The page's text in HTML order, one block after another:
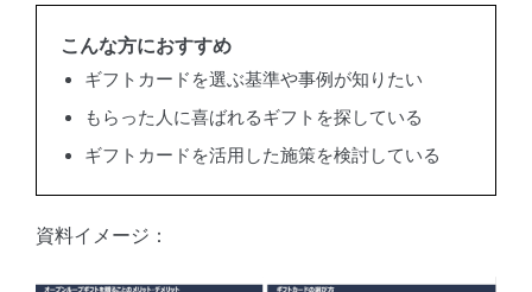
こんな方におすすめ
ギフトカードを選ぶ基準や事例が知りたい
もらった人に喜ばれるギフトを探している
ギフトカードを活用した施策を検討している
資料イメージ：